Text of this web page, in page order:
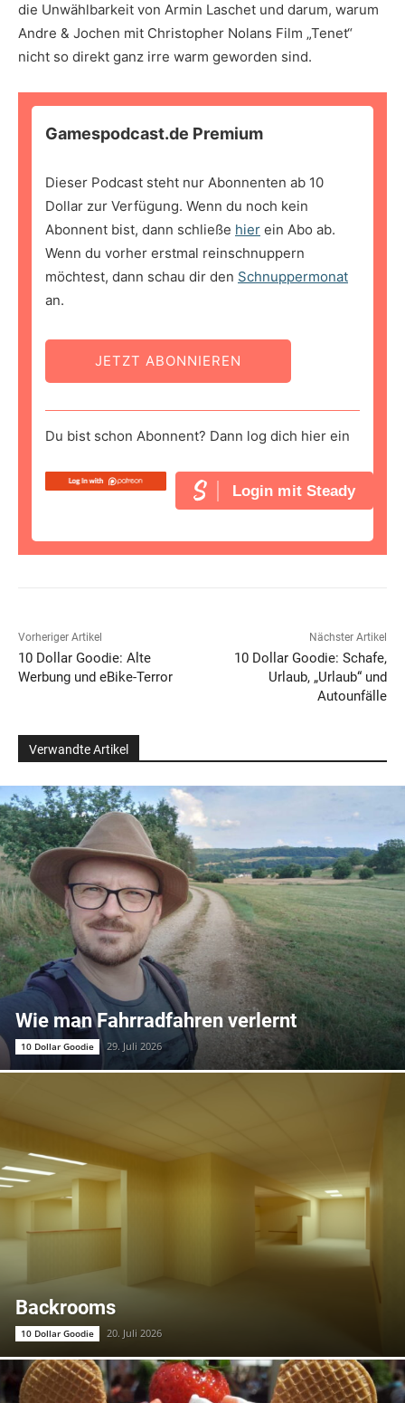
die Unwählbarkeit von Armin Laschet und darum, warum
Andre & Jochen mit Christopher Nolans Film „Tenet“
nicht so direkt ganz irre warm geworden sind.
Gamespodcast.de Premium
Dieser Podcast steht nur Abonnenten ab 10
Dollar zur Verfügung. Wenn du noch kein
Abonnent bist, dann schließe hier ein Abo ab.
Wenn du vorher erstmal reinschnuppern
möchtest, dann schau dir den Schnuppermonat
an.
JETZT ABONNIEREN
Du bist schon Abonnent? Dann log dich hier ein
Login mit Steady
Vorheriger Artikel
10 Dollar Goodie: Alte
Werbung und eBike-Terror
Nächster Artikel
10 Dollar Goodie: Schafe,
Urlaub, „Urlaub“ und
Autounfälle
Verwandte Artikel
Wie man Fahrradfahren verlernt
10 Dollar Goodie 29. Juli 2026
Backrooms
10 Dollar Goodie 20. Juli 2026